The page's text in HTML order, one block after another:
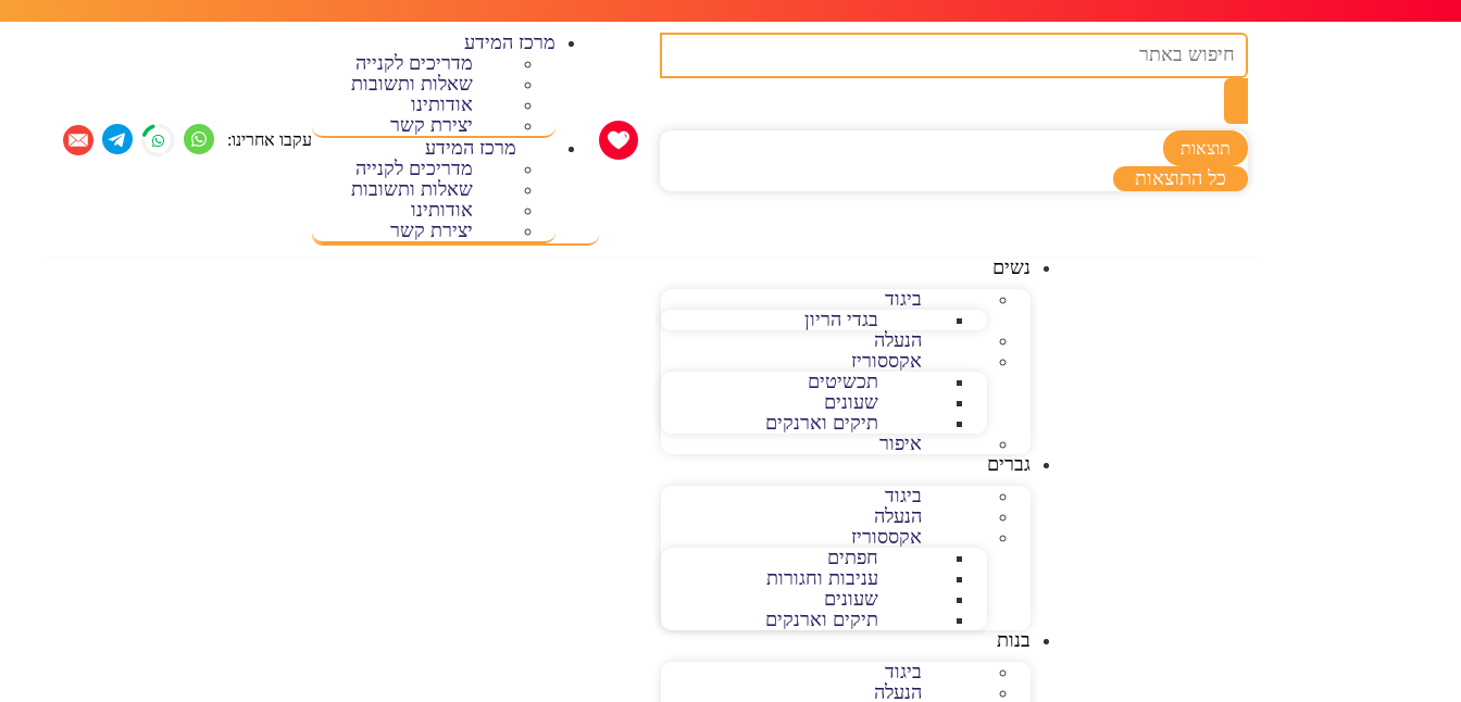
תוצאות
כל התוצאות
מרכז המידע
מדריכים לקנייה
שאלות ותשובות
אודותינו
יצירת קשר
מרכז המידע
מדריכים לקנייה
שאלות ותשובות
אודותינו
יצירת קשר
עקבו אחרינו:
נשים
ביגוד
בגדי הריון
הנעלה
אקססוריז
תכשיטים
שעונים
תיקים וארנקים
איפור
גברים
ביגוד
הנעלה
אקססוריז
חפתים
עניבות וחגורות
שעונים
תיקים וארנקים
בנות
ביגוד
הנעלה